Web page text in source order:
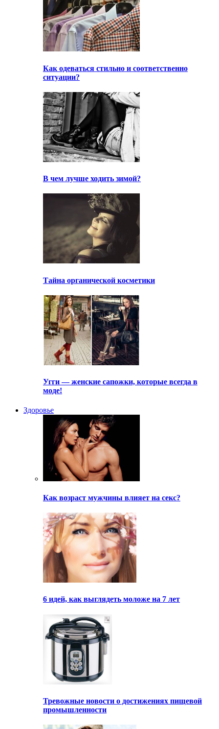
Как одеваться стильно и соответственно
ситуации?
В чем лучше ходить зимой?
Тайна органической косметики
Угги — женские сапожки, которые всегда в
моде!
Здоровье
Как возраст мужчины влияет на секс?
6 идей, как выглядеть моложе на 7 лет
Тревожные новости о достижениях пищевой
промышленности